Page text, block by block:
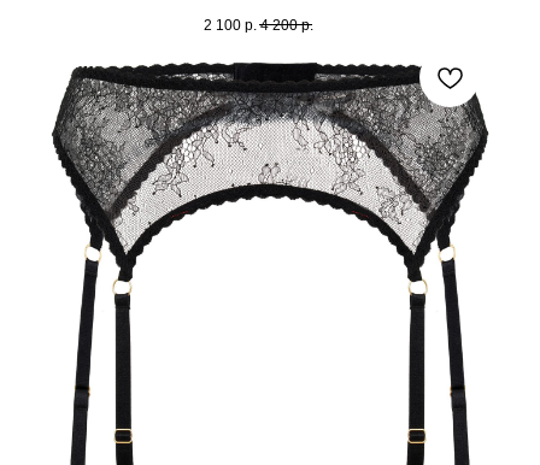
2 100 р. 4 200 р.